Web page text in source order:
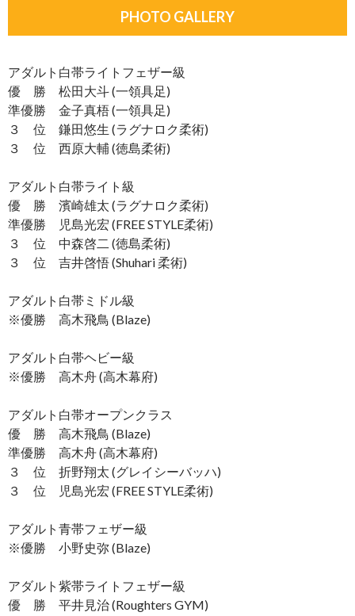
PHOTO GALLERY
アダルト白帯ライトフェザー級
優 勝 松田大斗 (一領具足)
準優勝 金子真梧 (一領具足)
３ 位 鎌田悠生 (ラグナロク柔術)
３ 位 西原大輔 (徳島柔術)
アダルト白帯ライト級
優 勝 濱崎雄太 (ラグナロク柔術)
準優勝 児島光宏 (FREE STYLE柔術)
３ 位 中森啓二 (徳島柔術)
３ 位 吉井啓悟 (Shuhari 柔術)
アダルト白帯ミドル級
※優勝 高木飛鳥 (Blaze)
アダルト白帯ヘビー級
※優勝 高木舟 (高木幕府)
アダルト白帯オープンクラス
優 勝 高木飛鳥 (Blaze)
準優勝 高木舟 (高木幕府)
３ 位 折野翔太 (グレイシーバッハ)
３ 位 児島光宏 (FREE STYLE柔術)
アダルト青帯フェザー級
※優勝 小野史弥 (Blaze)
アダルト紫帯ライトフェザー級
優 勝 平井見治 (Roughters GYM)